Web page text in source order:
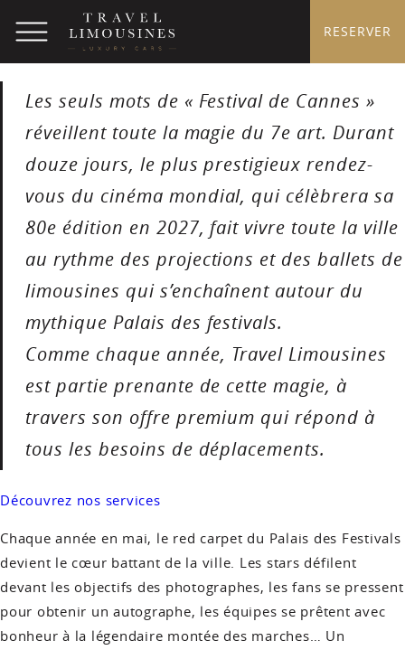
RESERVER
Les seuls mots de « Festival de Cannes »
réveillent toute la magie du 7e art. Durant
douze jours, le plus prestigieux rendez-
vous du cinéma mondial, qui célèbrera sa
80e édition en 2027, fait vivre toute la ville
au rythme des projections et des ballets de
limousines qui s’enchaînent autour du
mythique Palais des festivals.
Comme chaque année, Travel Limousines
est partie prenante de cette magie, à
travers son offre premium qui répond à
tous les besoins de déplacements.
Découvrez nos services
Chaque année en mai, le red carpet du Palais des Festivals
devient le cœur battant de la ville. Les stars défilent
devant les objectifs des photographes, les fans se pressent
pour obtenir un autographe, les équipes se prêtent avec
bonheur à la légendaire montée des marches… Un